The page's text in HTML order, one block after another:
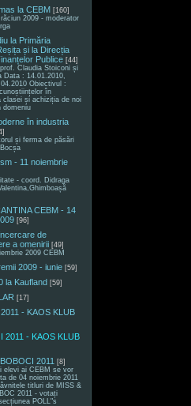
la CEBM [160]
2009 - moderator
la Primăria
și la Direcția
Publice [44]
Claudia Stoiconi și
Data : 14.01.2010,
Obiectivul :
în
clasei și achiziția de noi
domeniu
în industria
și ferma de păsări
- 11 noiembrie
- coord. Didraga
CEBM - 14
[96]
de
a omenirii [49]
2009 CEBM
2009 - iunie [59]
la Kaufland [59]
[17]
- KAOS KLUB
2011 - KAOS KLUB
2011 [8]
elevi ai CEBM se vor
de 04 noiembrie 2011
titluri de MISS &
2011 - votați
POLL"s